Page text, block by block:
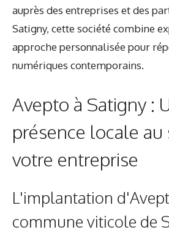
auprès des entreprises et des
Satigny, cette société combine
approche personnalisée pour
numériques contemporains.
Avepto à Satigny :
présence locale au
votre entreprise
L'implantation
commune viticole de